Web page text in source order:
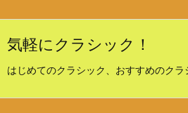
気軽にクラシック！
はじめてのクラシック、おすすめのクラ